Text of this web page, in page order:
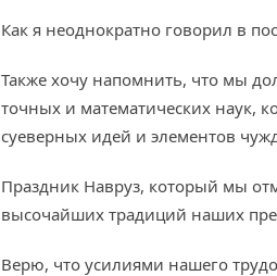
Как я неоднократно говорил в
Также хочу напомнить, что мы
точных и математических наук,
суеверных идей и элементов
Праздник Навруз, который мы
высочайших традиций наших
Верю, что усилиями нашего